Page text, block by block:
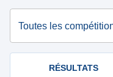
Toutes les
RÉSULTATS